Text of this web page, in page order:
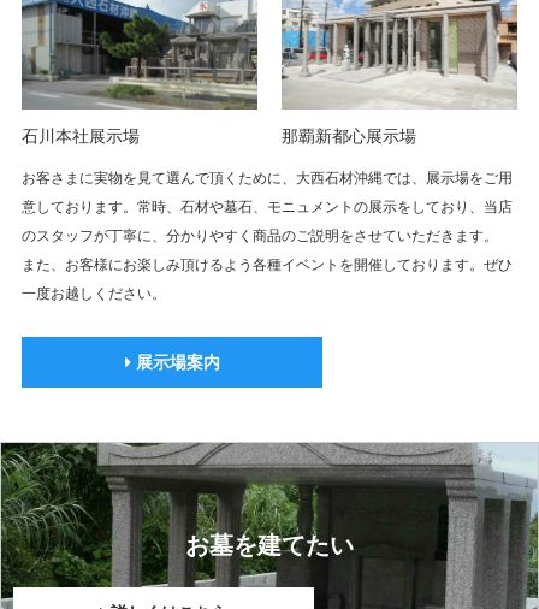
石川本社展示場 那覇新都心展示場
お客さまに実物を見て選んで頂くために、大西石材沖縄では、展示場をご用
意しております。常時、石材や墓石、モニュメントの展示をしており、当店
のスタッフが丁寧に、分かりやすく商品のご説明をさせていただきます。
また、お客様にお楽しみ頂けるよう各種イベントを開催しております。ぜひ
一度お越しください。
展示場案内
お墓を建てたい